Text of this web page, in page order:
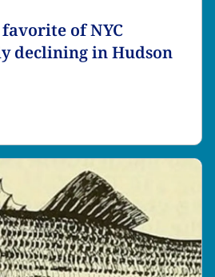
of NYC
declining in Hudson